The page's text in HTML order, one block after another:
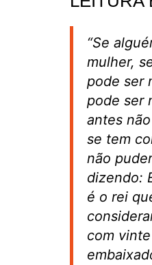
“Se
mulher,
pode ser
pode ser
antes
se tem
não
dizendo:
é o rei
com